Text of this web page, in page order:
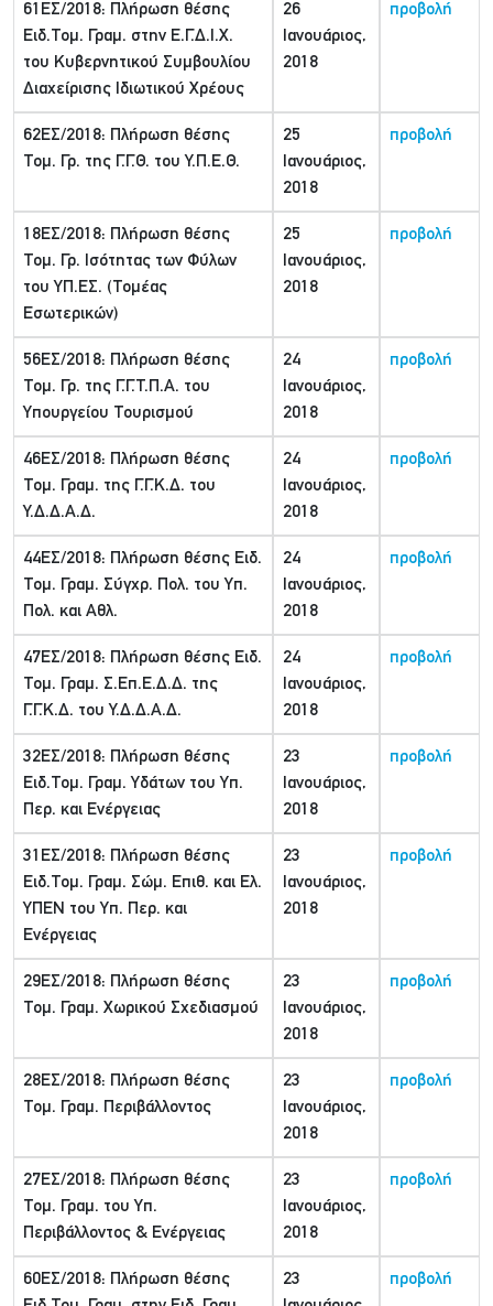
61ΕΣ/2018: Πλήρωση θέσης
Ειδ.Τομ. Γραμ. στην Ε.Γ.Δ.Ι.Χ.
του Κυβερνητικού Συμβουλίου
Διαχείρισης Ιδιωτικού Χρέους
26
Ιανουάριος,
2018
προβολή
62ΕΣ/2018: Πλήρωση θέσης
Τομ. Γρ. της Γ.Γ.Θ. του Υ.Π.Ε.Θ.
25
Ιανουάριος,
2018
προβολή
18ΕΣ/2018: Πλήρωση θέσης
Τομ. Γρ. Ισότητας των Φύλων
του ΥΠ.ΕΣ. (Τομέας
Εσωτερικών)
25
Ιανουάριος,
2018
προβολή
56ΕΣ/2018: Πλήρωση θέσης
Τομ. Γρ. της Γ.Γ.Τ.Π.Α. του
Υπουργείου Τουρισμού
24
Ιανουάριος,
2018
προβολή
46ΕΣ/2018: Πλήρωση θέσης
Τομ. Γραμ. της Γ.Γ.Κ.Δ. του
Υ.Δ.Δ.Α.Δ.
24
Ιανουάριος,
2018
προβολή
44ΕΣ/2018: Πλήρωση θέσης Ειδ.
Τομ. Γραμ. Σύγχρ. Πολ. του Υπ.
Πολ. και Αθλ.
24
Ιανουάριος,
2018
προβολή
47ΕΣ/2018: Πλήρωση θέσης Ειδ.
Τομ. Γραμ. Σ.Επ.Ε.Δ.Δ. της
Γ.Γ.Κ.Δ. του Υ.Δ.Δ.Α.Δ.
24
Ιανουάριος,
2018
προβολή
32ΕΣ/2018: Πλήρωση θέσης
Ειδ.Τομ. Γραμ. Υδάτων του Υπ.
Περ. και Ενέργειας
23
Ιανουάριος,
2018
προβολή
31ΕΣ/2018: Πλήρωση θέσης
Ειδ.Τομ. Γραμ. Σώμ. Επιθ. και Ελ.
ΥΠΕΝ του Υπ. Περ. και
Ενέργειας
23
Ιανουάριος,
2018
προβολή
29ΕΣ/2018: Πλήρωση θέσης
Τομ. Γραμ. Χωρικού Σχεδιασμού
23
Ιανουάριος,
2018
προβολή
28ΕΣ/2018: Πλήρωση θέσης
Τομ. Γραμ. Περιβάλλοντος
23
Ιανουάριος,
2018
προβολή
27ΕΣ/2018: Πλήρωση θέσης
Τομ. Γραμ. του Υπ.
Περιβάλλοντος & Ενέργειας
23
Ιανουάριος,
2018
προβολή
60ΕΣ/2018: Πλήρωση θέσης
23
προβολή